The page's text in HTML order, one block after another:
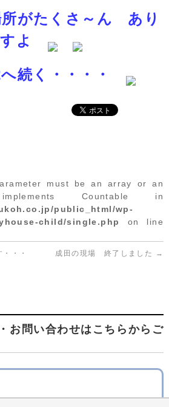
所がたくさ～ん あり
すよ
へ続く・・・・
must be an array or an
Countable in
public_html/wp-
child/single.php
on line
・・ 成田の現場 終了しました →
お問い合わせはこちらからご